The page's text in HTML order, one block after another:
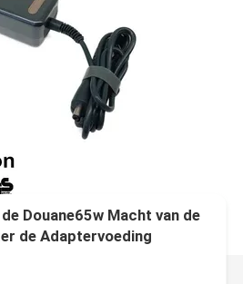
Douane65w Macht van de
de Adaptervoeding